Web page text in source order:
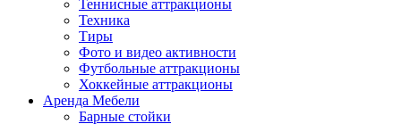
Теннисные аттракционы
Техника
Тиры
Фото и видео активности
Футбольные аттракционы
Хоккейные аттракционы
Аренда Мебели
Барные стойки